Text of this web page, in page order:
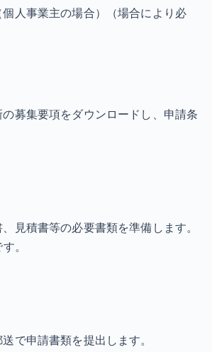
人事業主の場合）
（場合により必
募集要項をダウンロードし、申請条
見積書等の必要書類を準備します。
。
で申請書類を提出します。